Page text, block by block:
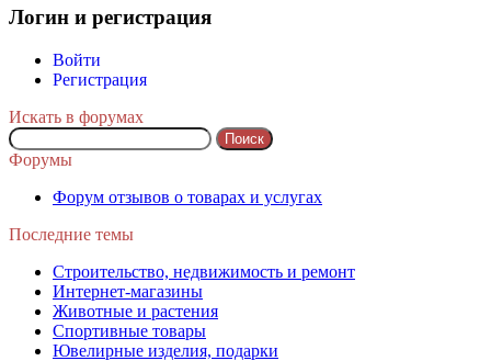
Логин и регистрация
Войти
Регистрация
Искать в форумах
Поиск:
Форумы
Форум отзывов о товарах и услугах
Последние темы
Строительство, недвижимость и ремонт
Интернет-магазины
Животные и растения
Спортивные товары
Ювелирные изделия, подарки